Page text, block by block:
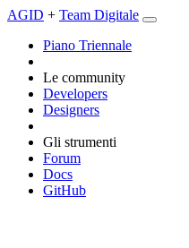
AGID + Team Digitale
Piano Triennale
Le community
Developers
Designers
Gli strumenti
Forum
Docs
GitHub